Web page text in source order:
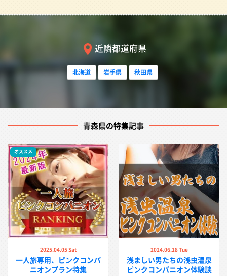
近隣都道府県
北海道 岩手県 秋田県
青森県の特集記事
オススメ
2025.04.05 Sat
一人旅専用、ピンクコンパ
ニオンプラン特集
2024.06.18 Tue
浅ましい男たちの浅虫温泉
ピンクコンパニオン体験談